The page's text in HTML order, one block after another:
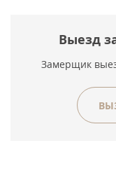
Выезд
Замерщик